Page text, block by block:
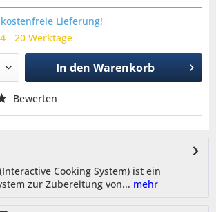
Lieferung!
- 20 Werktage
In den Warenkorb
Bewerten
(Interactive Cooking System) ist ein
zur Zubereitung von... mehr